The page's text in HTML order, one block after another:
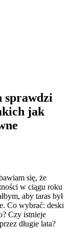
sprawdzi
jak
się, że
w ciągu roku
aby taras był
Co wybrać: deski
Czy istnieje
długie lata?